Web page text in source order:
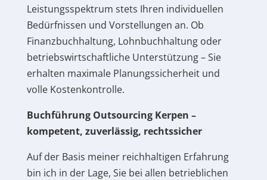
Leistungsspektrum stets Ihren individuellen
Bedürfnissen und Vorstellungen an. Ob
Finanzbuchhaltung, Lohnbuchhaltung oder
betriebswirtschaftliche Unterstützung – Sie
erhalten maximale Planungssicherheit und
volle Kostenkontrolle.
Buchführung Outsourcing Kerpen –
kompetent, zuverlässig, rechtssicher
Auf der Basis meiner reichhaltigen Erfahrung
bin ich in der Lage, Sie bei allen betrieblichen